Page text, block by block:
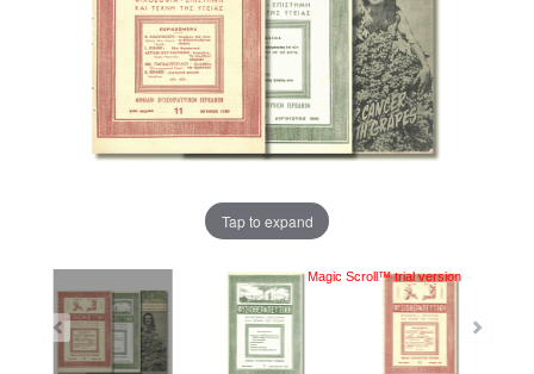
Tap to expand
Magic Scroll™ trial version